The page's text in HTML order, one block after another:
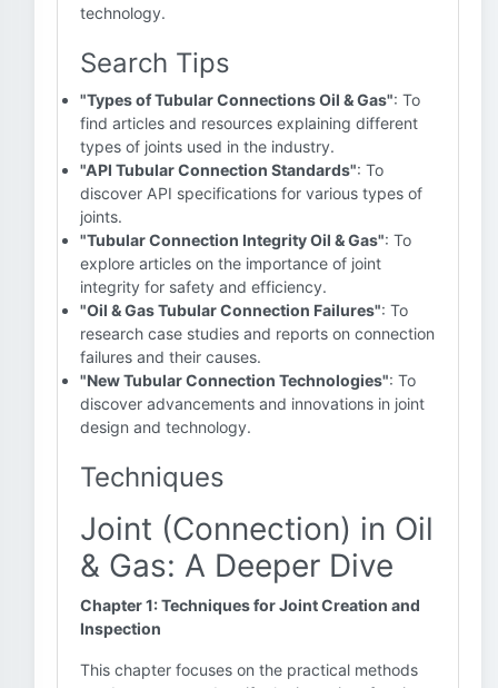
technology.
Search Tips
"Types of Tubular Connections Oil & Gas": To
find articles and resources explaining different
types of joints used in the industry.
"API Tubular Connection Standards": To
discover API specifications for various types of
joints.
"Tubular Connection Integrity Oil & Gas": To
explore articles on the importance of joint
integrity for safety and efficiency.
"Oil & Gas Tubular Connection Failures": To
research case studies and reports on connection
failures and their causes.
"New Tubular Connection Technologies": To
discover advancements and innovations in joint
design and technology.
Techniques
Joint (Connection) in Oil
& Gas: A Deeper Dive
Chapter 1: Techniques for Joint Creation and
Inspection
This chapter focuses on the practical methods